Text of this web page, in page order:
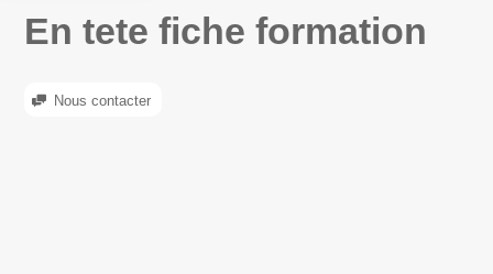
En tete fiche formation
Nous contacter